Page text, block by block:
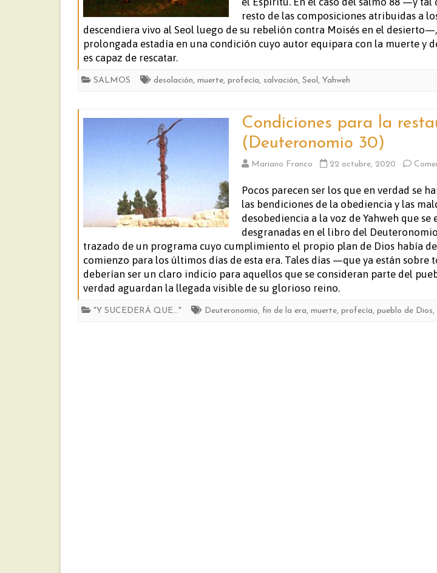
resto de las composiciones atribuidas a
descendiera vivo al Seol luego de su rebelión contra Moisés en el
prolongada estadía en una condición cuyo autor equipara con la muerte y
es capaz de rescatar.
SALMOS desolación, muerte, profecía, salvación, Seol, Yahweh
Condiciones para la
(Deuteronomio 30)
Mariano Franco 22 octubre, 2020
Pocos parecen ser los que en verdad se
las bendiciones de la obediencia y las
desobediencia a la voz de Yahweh que se
desgranadas en el libro del
trazado de un programa cuyo cumplimiento el propio plan de Dios había
comienzo para los últimos días de esta era. Tales días —que ya están sobre
deberían ser un claro indicio para aquellos que se consideran parte del
verdad aguardan la llegada visible de su glorioso reino.
"Y SUCEDERÁ QUE..." Deuteronomio, fin de la era, muerte, profecía, pueblo de Dios,